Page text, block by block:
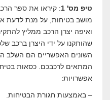
טיפ מס' 1
: קיראו את ספר
מושב בטיחות, על מנת לדעת
ואיפה יצרן הרכב ממליץ
שהותקנו על ידי היצרן ברכב
השונים האפשריים הם השלב
המתאים לרכבכם. כסאות
אפשרויות:
– באמצעות חגורת הבטיחות.